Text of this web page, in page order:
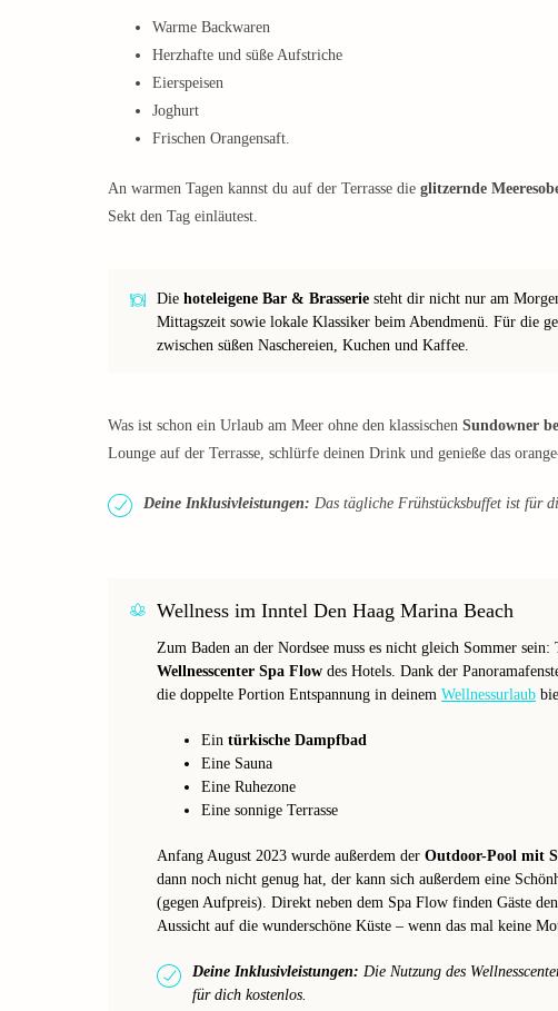
Warme Backwaren
Herzhafte und süße Aufstriche
Eierspeisen
Joghurt
Frischen Orangensaft.
An warmen Tagen kannst du auf der Terrasse die glitzernde
Sekt den Tag einläutest.
Die hoteleigene Bar & Brasserie steht dir nicht nur am
Mittagszeit sowie lokale Klassiker beim Abendmenü. Für die
zwischen süßen Naschereien, Kuchen und Kaffee.
Was ist schon ein Urlaub am Meer ohne den klassischen Sundowner
Lounge auf der Terrasse, schlürfe deinen Drink und genieße das
Deine Inklusivleistungen: Das tägliche Frühstücksbuffet ist für
Wellness im Inntel Den Haag Marina Beach
Zum Baden an der Nordsee muss es nicht gleich Sommer
Wellnesscenter Spa Flow des Hotels. Dank der
die doppelte Portion Entspannung in deinem Wellnessurlaub
Ein türkische Dampfbad
Eine Sauna
Eine Ruhezone
Eine sonnige Terrasse
Anfang August 2023 wurde außerdem der Outdoor-Pool mit
dann noch nicht genug hat, der kann sich außerdem eine
(gegen Aufpreis). Direkt neben dem Spa Flow finden Gäste den
Aussicht auf die wunderschöne Küste – wenn das mal keine
Deine Inklusivleistungen: Die Nutzung des
für dich kostenlos.